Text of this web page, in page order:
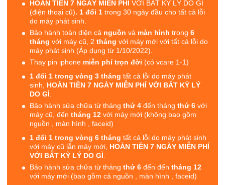
HOÀN TIỀN 7 NGÀY MIỄN PHÍ VỚI BẤT KỲ LÝ DO GÌ
(điện thoại cũ). 1 đổi 1 trong 30 ngày đầu cho tất cả lỗi
do máy phát sinh.
Bảo hành toàn diện cả nguồn và màn hình trong6
tháng với máy cũ, 2 tháng với máy mới với tất cả lỗi do
máy phát sinh (Áp dụng từ 1/10/2022).
Thay pin iphone miễn phí trọn đời (có vcare 1-1)
1 đổi 1 trong vòng 3 thángtất cả lỗi do máy phát
sinh, HOÀN TIỀN 7 NGÀY MIỄN PHÍ VỚI BẤT KỲ LÝ
DO GÌ
Bảo hành sửa chữa từ thángthứ 4 đến thángthứ 6 với
máy cũ, đếntháng 12 với máy mới (không bao gồm
nguồn , màn hình , faceid)
1 đổi 1 trong vòng 6 tháng tất cả lỗi do máy phát sinh
với máy cũ lẫn máy mới, HOÀN TIỀN 7 NGÀY MIỄN PHÍ
VỚI BẤT KỲ LÝ DO GÌ
Bảo hành sửa chữa từ thángthứ 6 đến đếntháng 12
với máy mới (bao gồm cả nguồn , màn hình , faceid)